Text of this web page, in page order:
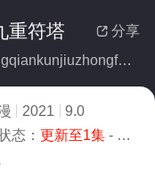
 分享
重符塔
别名：wudongqiankunjiuzhongfuta
2021
9.0
态： 更新至1集- 免费在线观看